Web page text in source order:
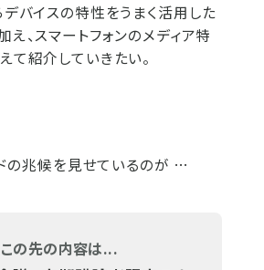
デバイスの特性をうまく活用した
え、スマートフォンのメディア特
て紹介していきたい。
の兆候を見せているのが …
この先の内容は...